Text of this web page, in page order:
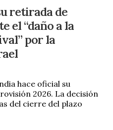
retirada de
el “daño a la
por la
hace oficial su
2026. La decisión
del cierre del plazo